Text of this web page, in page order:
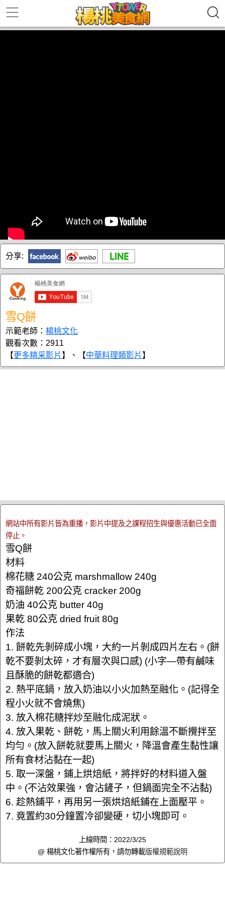
分享:
雪Q餅
示範老師： 楊桃文化
觀看次數：2911
【更多精采影片 】、【中華料理類影片 】
網站中所有影片皆為重播，影片中提及之課程招生與優惠活動已全面
停止。
雪Q餅
材料
棉花糖 240公克 marshmallow 240g
奇福餅乾 200公克 cracker 200g
奶油 40公克 butter 40g
果乾 80公克 dried fruit 80g
作法
1. 餅乾先剝碎成小塊，大約一片剝成四片左右。(餅
乾不要剝太碎，才有層次與口感) (小字—帶有鹹味
且酥脆的餅乾都適合)
2. 熱平底鍋，放入奶油以小火加熱至融化。(記得全
程小火就不會燒焦)
3. 放入棉花糖拌炒至融化成泥狀。
4. 放入果乾、餅乾，馬上關火利用餘溫不斷攪拌至
均勻。(放入餅乾就要馬上關火，降溫會產生黏性讓
所有食材沾黏在一起)
5. 取一深盤，鋪上烘焙紙，將拌好的材料道入盤
中。(不沾效果強，會沾鏟子，但鍋面完全不沾黏)
6. 趁熱鋪平，再用另一張烘焙紙鋪在上面壓平。
7. 竟置約30分鐘置冷卻變硬，切小塊即可。
上線時間：2022/3/25
@ 楊桃文化著作權所有，請勿轉載版權規範說明